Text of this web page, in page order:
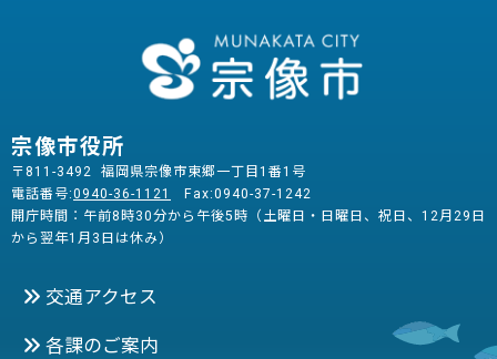
宗像市役所
〒811-3492 福岡県宗像市東郷一丁目1番1号
電話番号:0940-36-1121
Fax:0940-37-1242
開庁時間：午前8時30分から午後5時（土曜日・日曜日、祝日、12月29日
から翌年1月3日は休み）
交通アクセス
各課のご案内